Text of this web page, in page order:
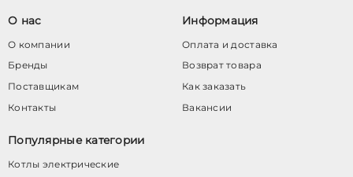
О нас
О компании
Бренды
Поставщикам
Контакты
Информация
Оплата и доставка
Возврат товара
Как заказать
Вакансии
Популярные категории
Котлы электрические